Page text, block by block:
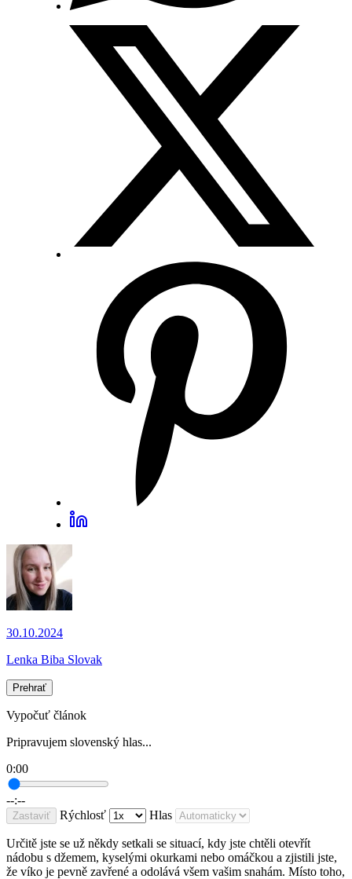
30.10.2024
Lenka Biba Slovak
Prehrať
Vypočuť článok
Pripravujem slovenský hlas...
0:00
--:--
Zastaviť Rýchlosť Hlas
Určitě jste se už někdy setkali se situací, kdy jste chtěli otevřít
nádobu s džemem, kyselými okurkami nebo omáčkou a zjistili jste,
že víko je pevně zavřené a odolává všem vašim snahám. Místo toho,